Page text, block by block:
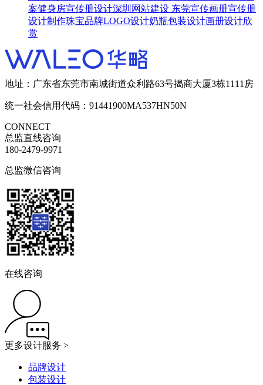
案健身房宣传册设计深圳网站建设 东莞宣传画册宣传册
设计制作珠宝品牌LOGO设计奶瓶包装设计画册设计欣
赏
地址：广东省东莞市南城街道众利路63号揭商大厦3栋1111房
统一社会信用代码：91441900MA537HN50N
CONNECT
总监直线咨询
180-2479-9971
总监微信咨询
在线咨询
更多设计服务 >
品牌设计
包装设计